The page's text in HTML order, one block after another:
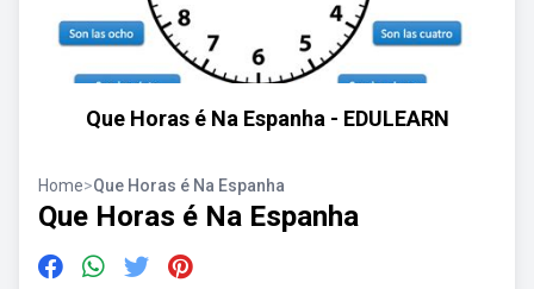
Que Horas é Na Espanha - EDULEARN
Home>Que Horas é Na Espanha
Que Horas é Na Espanha